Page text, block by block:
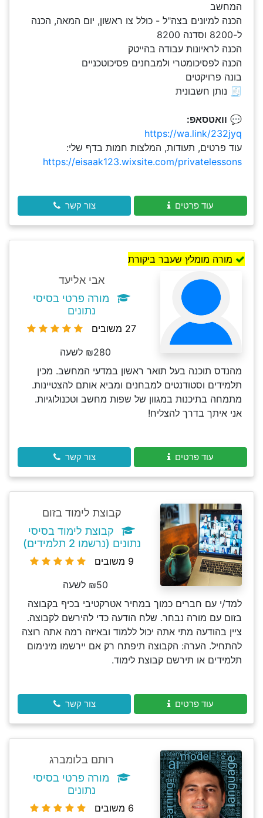
המחשב
הכנה למיונים בצה"ל - כולל צו ראשון, יום המאה, הכנה
ל-8200 וסדנה 8200
הכנה לראיונות עבודה בהייטק
הכנה לפסיכומטרי ולמבחנים פסיכוטכניים
בונה פרויקטים
🧾 נותן חשבונית
💬 וואטסאפ:
https://wa.link/232jyq
עוד פרטים, תעודות, המלצות חמות בדף שלי:
https://eisaak123.wixsite.com/privatelessons
עוד פרטים צור קשר
מורה מומלץ שעבר ביקורת
אבי אליעד
מורה פרטי בסיסי
נתונים
27 משובים
₪280 לשעה
מהנדס תוכנה בעל תואר ראשון במדעי המחשב. מכין
תלמידים וסטודנטים למבחנים ומביא אותם להצטיינות.
מתמחה בתיכנות במגוון של שפות מחשב וטכנולוגיות.
אני איתך בדרך להצליח!
עוד פרטים צור קשר
קבוצת לימוד בזום
קבוצת לימוד בסיסי
נתונים (נרשמו 2 תלמידים)
9 משובים
₪50 לשעה
למד/י עם חברים כמוך במחיר אטרקטיבי בכיף בקבוצה
בזום עם מורה נבחר. שלח הודעה כדי להירשם לקבוצה.
ציין בהודעה מתי אתה יכול ללמוד ובאיזה רמה אתה רוצה
להתחיל. הערה: הקבוצה תיפתח רק אם יירשמו מינימום
תלמידים או תירשם קבוצת לימוד.
עוד פרטים צור קשר
רותם בלומברג
מורה פרטי בסיסי
נתונים
6 משובים